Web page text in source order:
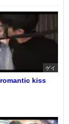
ゲイ
kiss